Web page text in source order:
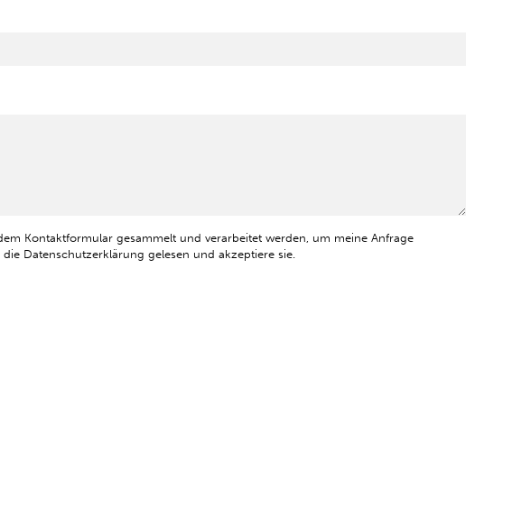
Kontaktformular gesammelt und verarbeitet werden, um meine Anfrage
Datenschutzerklärung gelesen und akzeptiere sie.